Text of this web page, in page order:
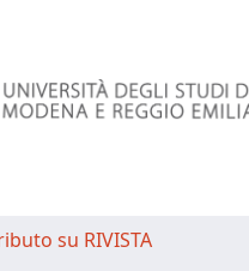
su RIVISTA